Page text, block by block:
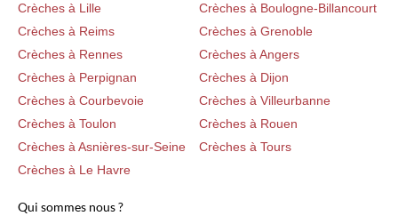
Crèches à Lille
Crèches à Boulogne-Billancourt
Crèches à Reims
Crèches à Grenoble
Crèches à Rennes
Crèches à Angers
Crèches à Perpignan
Crèches à Dijon
Crèches à Courbevoie
Crèches à Villeurbanne
Crèches à Toulon
Crèches à Rouen
Crèches à Asnières-sur-Seine
Crèches à Tours
Crèches à Le Havre
Qui sommes nous ?